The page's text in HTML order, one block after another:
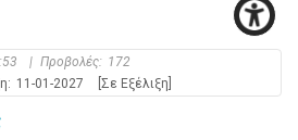
| Προβολές: 172
11-01-2027 [Σε Εξέλιξη]